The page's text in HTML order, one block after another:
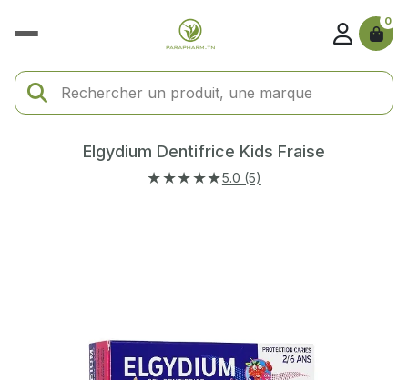
0
Elgydium Dentifrice Kids Fraise
★★★★★5.0 (5)